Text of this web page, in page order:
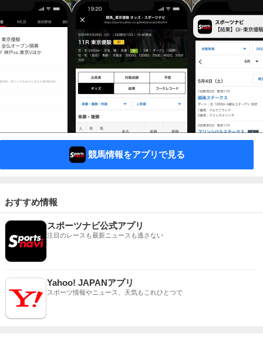
競馬情報をアプリで見る
おすすめ情報
スポーツナビ公式アプリ
注目のレースも最新ニュースも逃さない
Yahoo! JAPANアプリ
スポーツ情報やニュース、天気もこれひとつで